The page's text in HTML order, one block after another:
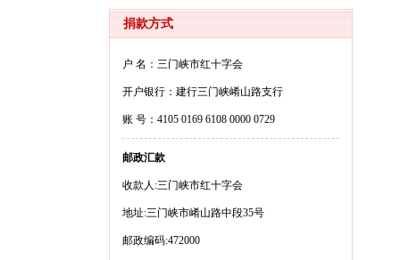
捐款方式
户 名：三门峡市红十字会
开户银行：建行三门峡崤山路支行
账 号：4105 0169 6108 0000 0729
邮政汇款
收款人:三门峡市红十字会
地址:三门峡市崤山路中段35号
邮政编码:472000